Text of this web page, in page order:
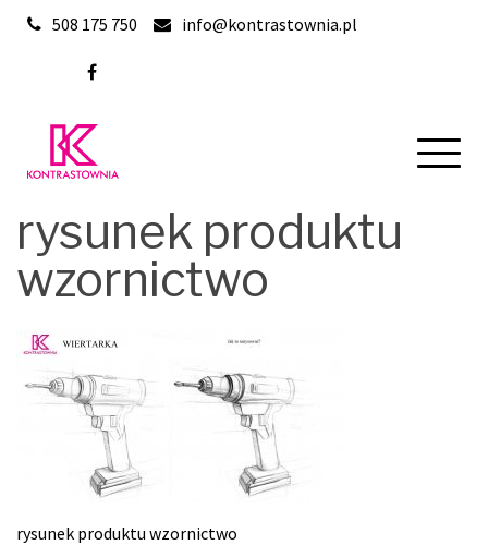
Skip
508 175 750 info@kontrastownia.pl
rysunek produktu
wzornictwo
rysunek produktu wzornictwo